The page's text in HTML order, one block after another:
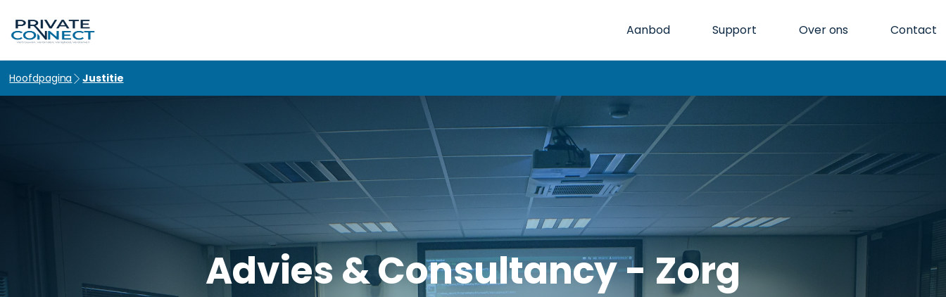
Aanbod
Support Over ons Contact
Hoofdpagina Justitie
Advies & Consultancy - Zorg